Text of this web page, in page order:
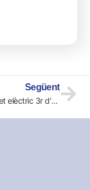
Següent
Taller patinet elèctric 3r d’ESO